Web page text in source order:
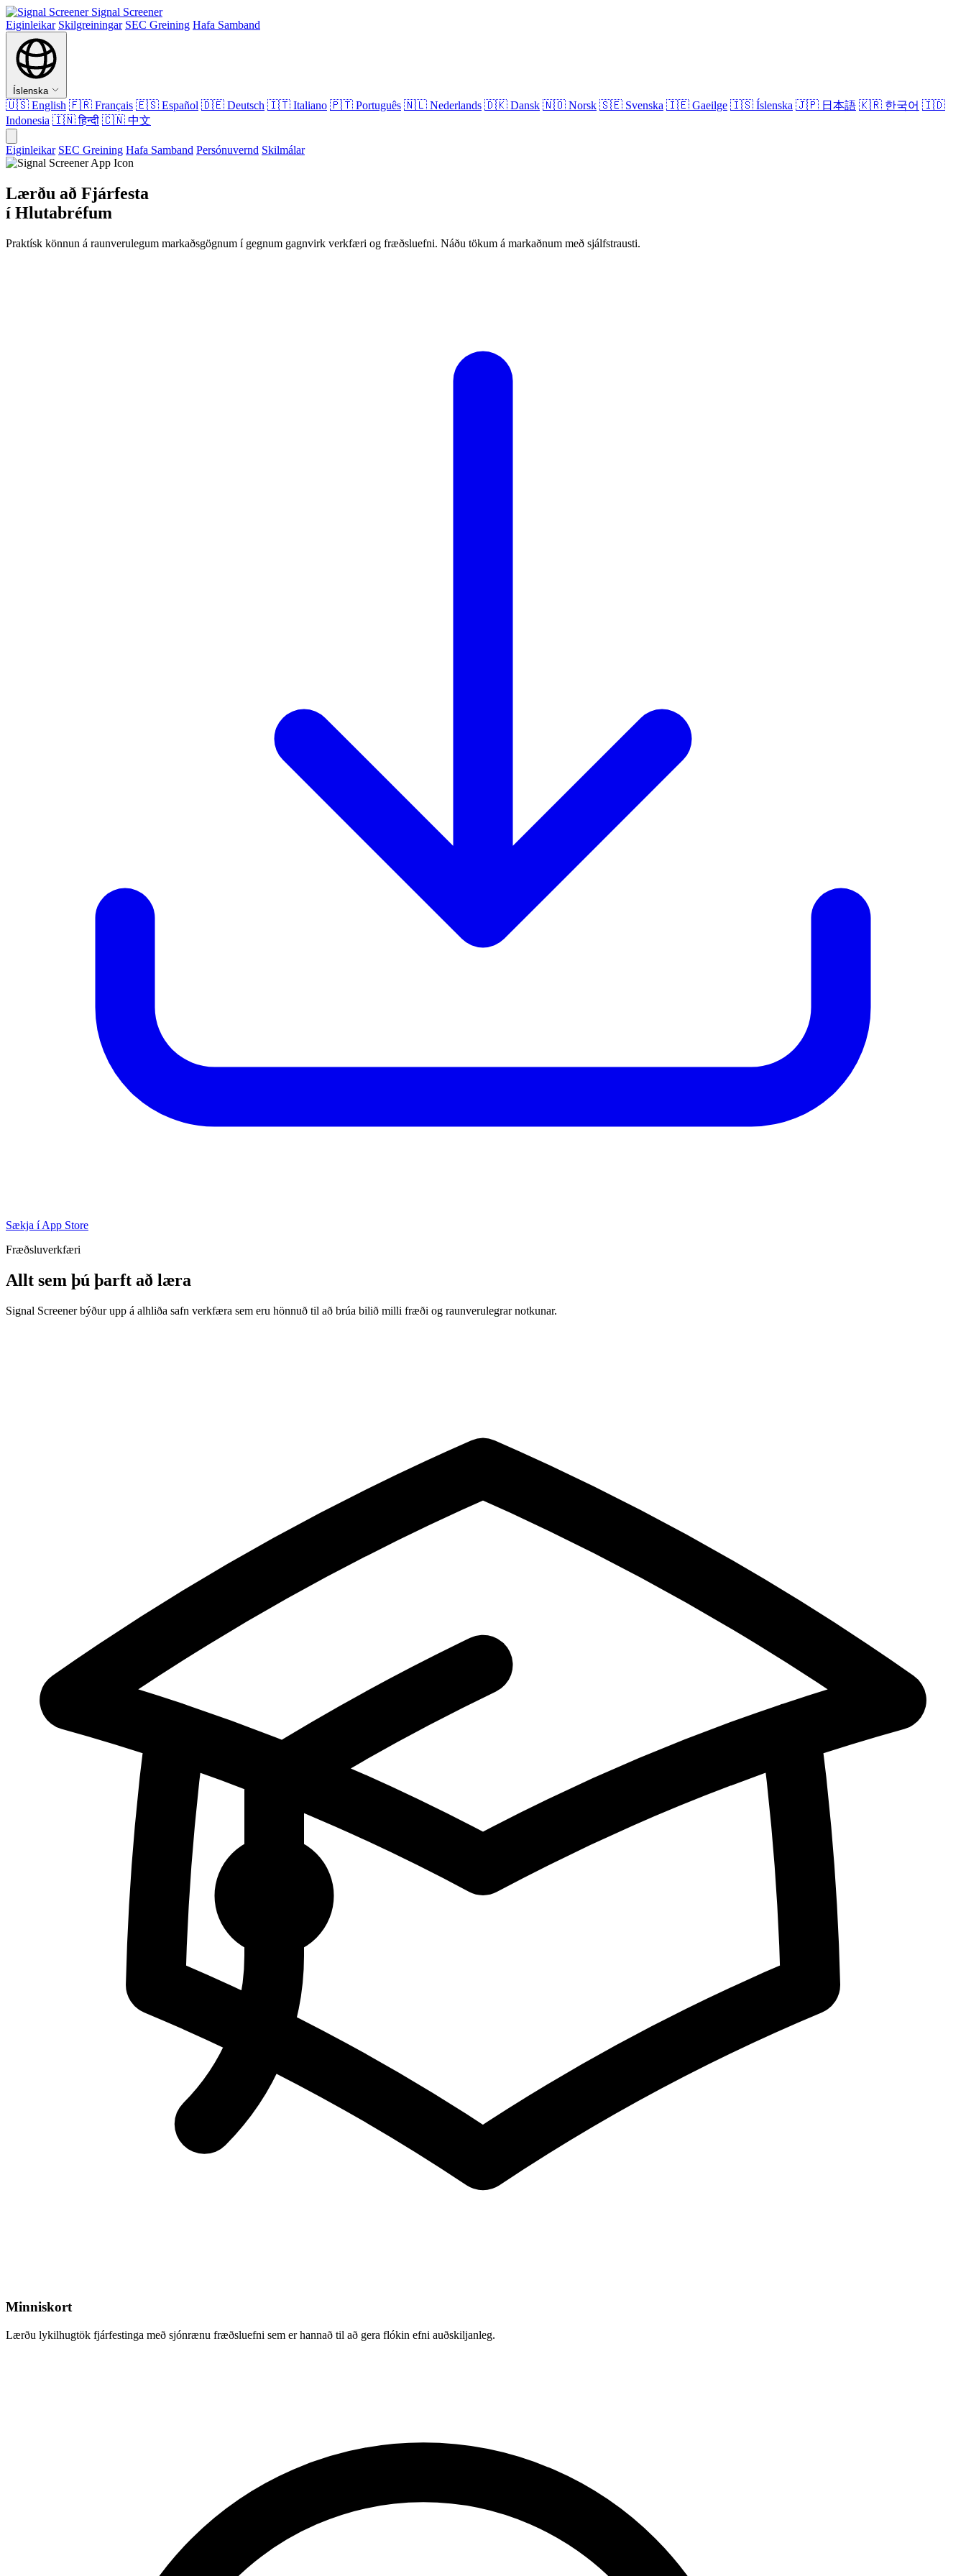
Signal Screener
Eiginleikar Skilgreiningar SEC Greining Hafa Samband
Íslenska
🇺🇸 English 🇫🇷 Français 🇪🇸 Español 🇩🇪 Deutsch 🇮🇹 Italiano 🇵🇹 Português 🇳🇱 Nederlands 🇩🇰 Dansk 🇳🇴 Norsk 🇸🇪 Svenska 🇮🇪 Gaeilge 🇮🇸 Íslenska 🇯🇵 日本語 🇰🇷 한국어 🇮🇩
Indonesia 🇮🇳हिन्दी 🇨🇳 中文
Eiginleikar SEC Greining Hafa Samband Persónuvernd Skilmálar
Lærðu að Fjárfesta
í Hlutabréfum
Praktísk könnun á raunverulegum markaðsgögnum í gegnum gagnvirk verkfæri og fræðsluefni. Náðu tökum á markaðnum með sjálfstrausti.
Sækja í App Store
Fræðsluverkfæri
Allt sem þú þarft að læra
Signal Screener býður upp á alhliða safn verkfæra sem eru hönnuð til að brúa bilið milli fræði og raunverulegrar notkunar.
Minniskort
Lærðu lykilhugtök fjárfestinga með sjónrænu fræðsluefni sem er hannað til að gera flókin efni auðskiljanleg.